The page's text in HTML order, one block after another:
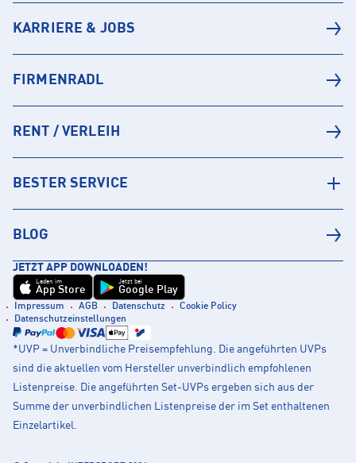
KARRIERE & JOBS
FIRMENRADL
RENT / VERLEIH
BESTER SERVICE
BLOG
JETZT APP DOWNLOADEN!
Laden im
App Store
Jetzt bei
Google Play
Impressum AGB Datenschutz
Cookie Policy
Datenschutzeinstellungen
*UVP = Unverbindliche Preisempfehlung. Die angeführten UVPs
sind die aktuellen vom Hersteller unverbindlich empfohlenen
Listenpreise. Die angeführten Set-UVPs ergeben sich aus der
Summe der unverbindlichen Listenpreise der im Set enthaltenen
Einzelartikel.